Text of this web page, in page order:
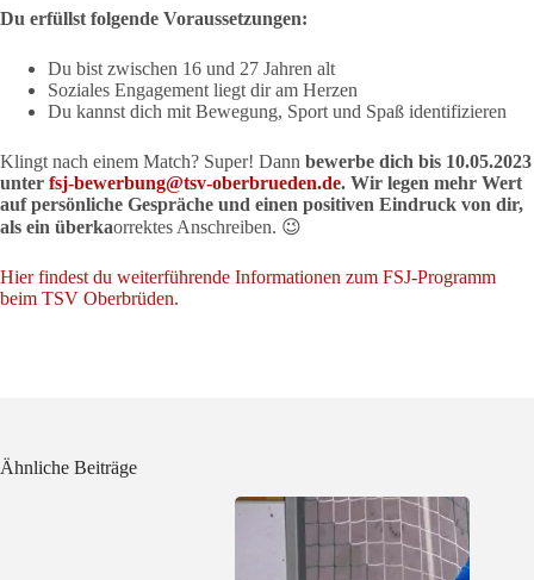
Du erfüllst folgende Voraussetzungen:
Du bist zwischen 16 und 27 Jahren alt
Soziales Engagement liegt dir am Herzen
Du kannst dich mit Bewegung, Sport und Spaß identifizieren
Klingt nach einem Match? Super! Dann bewerbe dich bis 10.05.2023
unter fsj-bewerbung@tsv-oberbrueden.de. Wir legen mehr Wert
auf persönliche Gespräche und einen positiven Eindruck von dir,
als ein überkaorrektes Anschreiben. 😉
Hier findest du weiterführende Informationen zum FSJ-Programm
beim TSV Oberbrüden.
Ähnliche Beiträge